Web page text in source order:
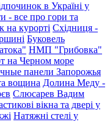
в Україні у
- все про гори та
на курорті Східниця -
Буковель
НМП "Грибовка"
на Черном море
панели Запорожья
вощина Долина Меду -
Слюсарев Вадим
вікна та двері у
Натяжні стелі у